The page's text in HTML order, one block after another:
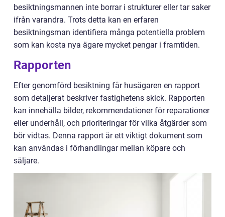
besiktningsmannen inte borrar i strukturer eller tar saker
ifrån varandra. Trots detta kan en erfaren
besiktningsman identifiera många potentiella problem
som kan kosta nya ägare mycket pengar i framtiden.
Rapporten
Efter genomförd besiktning får husägaren en rapport
som detaljerat beskriver fastighetens skick. Rapporten
kan innehålla bilder, rekommendationer för reparationer
eller underhåll, och prioriteringar för vilka åtgärder som
bör vidtas. Denna rapport är ett viktigt dokument som
kan användas i förhandlingar mellan köpare och
säljare.